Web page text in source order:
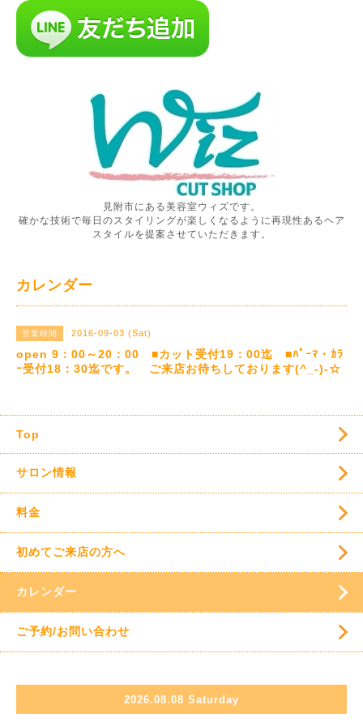
見附市にある美容室ウィズです。
確かな技術で毎日のスタイリングが楽しくなるように再現性あるヘア
スタイルを提案させていただきます。
カレンダー
営業時間 2016-09-03 (Sat)
open 9：00～20：00 ■カット受付19：00迄 ■ﾊﾟｰﾏ・ｶﾗ
ｰ受付18：30迄です。 ご来店お待ちしております(^_-)-☆
Top
サロン情報
料金
初めてご来店の方へ
カレンダー
ご予約/お問い合わせ
2026.08.08 Saturday